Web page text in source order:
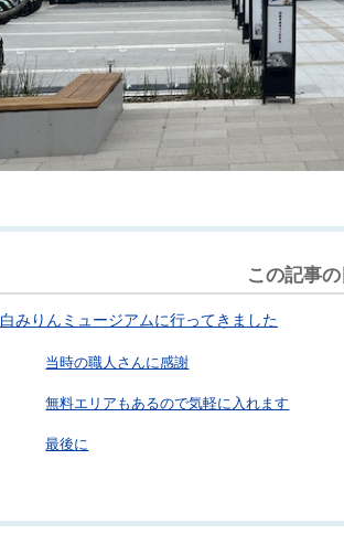
この記事
白みりんミュージアムに行ってきました
当時の職人さんに感謝
無料エリアもあるので気軽に入れます
最後に